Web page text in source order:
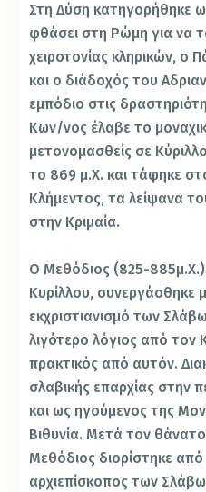
Στη Δύση κατηγορήθηκε
φθάσει στη Ρώμη για να
χειροτονίας κληρικών, ο
και ο διάδοχός του
εμπόδιο στις
Κων/νος έλαβε το
μετονομασθείς σε
το 869 μ.Χ. και τάφηκε
Κλήμεντος, τα λείψανα
στην Κριμαία.
Ο Μεθόδιος (825-
Κυρίλλου, συνεργάσθηκε
εκχριστιανισμό των
λιγότερο λόγιος από τον
πρακτικός από αυτόν.
σλαβικής επαρχίας στην
και ως ηγούμενος της
Βιθυνία. Μετά τον
Μεθόδιος διορίστηκε
αρχιεπίσκοπος των